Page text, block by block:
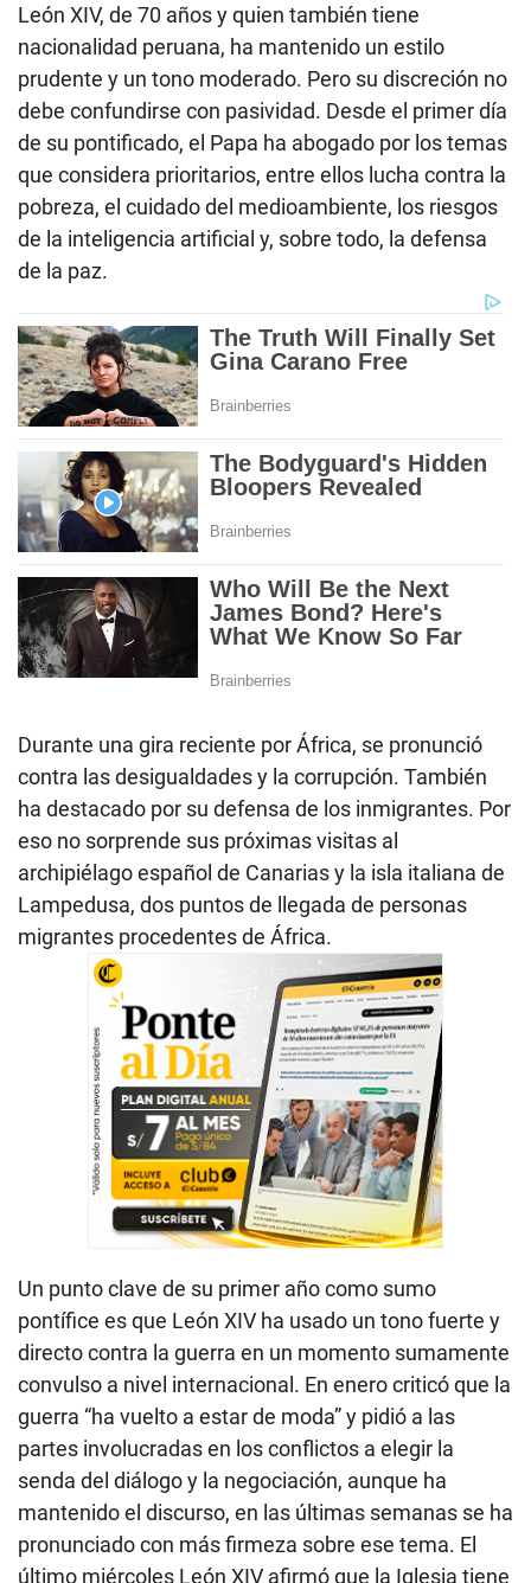
León XIV, de 70 años y quien también tiene
nacionalidad peruana, ha mantenido un estilo
prudente y un tono moderado. Pero su discreción no
debe confundirse con pasividad. Desde el primer día
de su pontificado, el Papa ha abogado por los temas
que considera prioritarios, entre ellos lucha contra la
pobreza, el cuidado del medioambiente, los riesgos
de la inteligencia artificial y, sobre todo, la defensa
de la paz.
Durante una gira reciente por África, se pronunció
contra las desigualdades y la corrupción. También
ha destacado por su defensa de los inmigrantes. Por
eso no sorprende sus próximas visitas al
archipiélago español de Canarias y la isla italiana de
Lampedusa, dos puntos de llegada de personas
migrantes procedentes de África.
Un punto clave de su primer año como sumo
pontífice es que León XIV ha usado un tono fuerte y
directo contra la guerra en un momento sumamente
convulso a nivel internacional. En enero criticó que la
guerra “ha vuelto a estar de moda” y pidió a las
partes involucradas en los conflictos a elegir la
senda del diálogo y la negociación, aunque ha
mantenido el discurso, en las últimas semanas se ha
pronunciado con más firmeza sobre ese tema. El
último miércoles León XIV afirmó que la Iglesia tiene